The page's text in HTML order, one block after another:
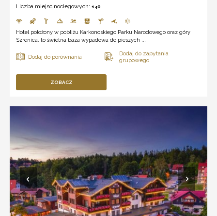
Liczba miejsc noclegowych: 140
Hotel położony w pobliżu Karkonoskiego Parku Narodowego oraz góry
Szrenica, to świetna baza wypadowa do pieszych ...
ZOBACZ